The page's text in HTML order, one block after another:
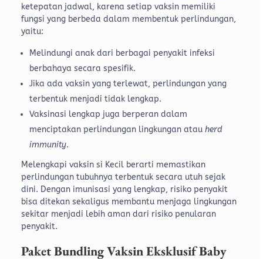
ketepatan jadwal, karena setiap vaksin memiliki
fungsi yang berbeda dalam membentuk perlindungan,
yaitu:
Melindungi anak dari berbagai penyakit infeksi
berbahaya secara spesifik.
Jika ada vaksin yang terlewat, perlindungan yang
terbentuk menjadi tidak lengkap.
Vaksinasi lengkap juga berperan dalam
menciptakan perlindungan lingkungan atau herd
immunity.
Melengkapi vaksin si Kecil berarti memastikan
perlindungan tubuhnya terbentuk secara utuh sejak
dini. Dengan imunisasi yang lengkap, risiko penyakit
bisa ditekan sekaligus membantu menjaga lingkungan
sekitar menjadi lebih aman dari risiko penularan
penyakit.
Paket Bundling Vaksin Eksklusif Baby